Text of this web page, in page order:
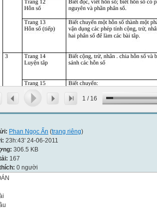
1 / 16
Phan Ngọc Ẩn (trang riêng)
23h:43' 24-06-2011
306.5 KB
167
0 người